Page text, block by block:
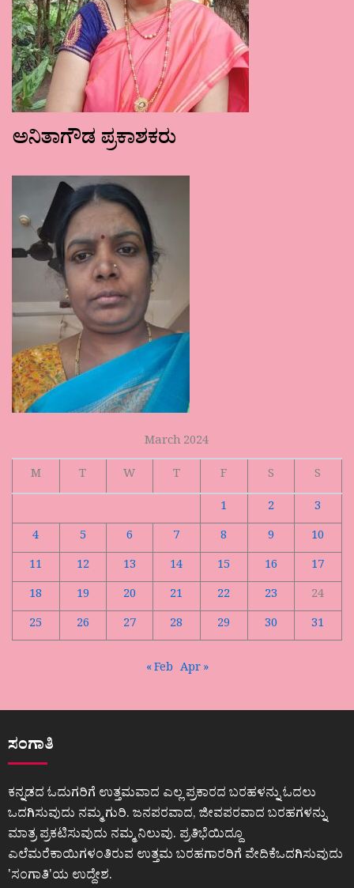
ಅನಿತಾಗೌಡ ಪ್ರಕಾಶಕರು
March 2024
M
T W T F S
S
1
2
3
4
5 6 7 8 9
10
11
12 13 14 15 16
17
18
19 20 21 22 23
24
25
26 27 28 29 30 31
« Feb Apr »
ಸಂಗಾತಿ
ಕನ್ನಡದ ಓದುಗರಿಗೆ ಉತ್ತಮವಾದ ಎಲ್ಲ ಪ್ರಕಾರದ ಬರಹಳನ್ನು ಓದಲು
ಒದಗಿಸುವುದು ನಮ್ಮ ಗುರಿ. ಜನಪರವಾದ, ಜೀವಪರವಾದ ಬರಹಗಳನ್ನು
ಮಾತ್ರ ಪ್ರಕಟಿಸುವುದು ನಮ್ಮ ನಿಲುವು. ಪ್ರತಿಭೆಯಿದ್ದೂ
ಎಲೆಮರೆಕಾಯಿಗಳಂತಿರುವ ಉತ್ತಮ ಬರಹಗಾರರಿಗೆ ವೇದಿಕೆಒದಗಿಸುವುದು
ʼಸಂಗಾತಿʼಯ ಉದ್ದೇಶ.